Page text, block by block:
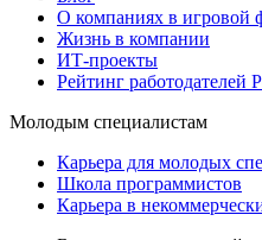
О компаниях в игровой
Жизнь в компании
ИТ-проекты
Рейтинг работодателей
Молодым специалистам
Карьера для молодых
Школа программистов
Карьера в